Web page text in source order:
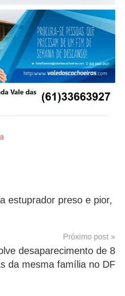
estuprador preso e pior,
Próximo post
desaparecimento de 8
da mesma família no DF